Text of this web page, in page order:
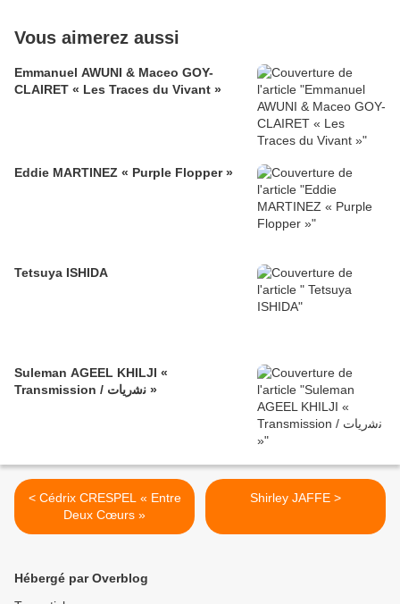
Vous aimerez aussi
Emmanuel AWUNI & Maceo GOY-
CLAIRET « Les Traces du Vivant »
Eddie MARTINEZ « Purple Flopper »
Tetsuya ISHIDA
Suleman AGEEL KHILJI «
Transmission / ﻧﺷرﯾﺎت »
< Cédrix CRESPEL « Entre
Deux Cœurs »
Shirley JAFFE >
Hébergé par Overblog